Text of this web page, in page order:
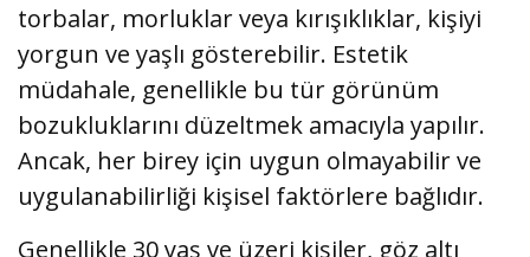
torbalar, morluklar veya kırışıklıklar, kişiyi
yorgun ve yaşlı gösterebilir. Estetik
müdahale, genellikle bu tür görünüm
bozukluklarını düzeltmek amacıyla yapılır.
Ancak, her birey için uygun olmayabilir ve
uygulanabilirliği kişisel faktörlere bağlıdır.
Genellikle 30 yaş ve üzeri kişiler, göz altı